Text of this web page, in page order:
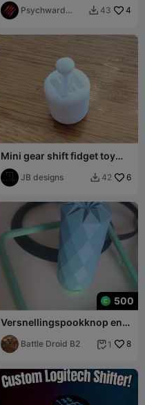
Schakelaar voor Logitech
G920/G29
Psychward
 43 4
Mini gear shift fidget toy
(no supports!)
JB designs  42 6
500
Versnellingspookknop en
onderste skirts
Battle Droid B2  1 8